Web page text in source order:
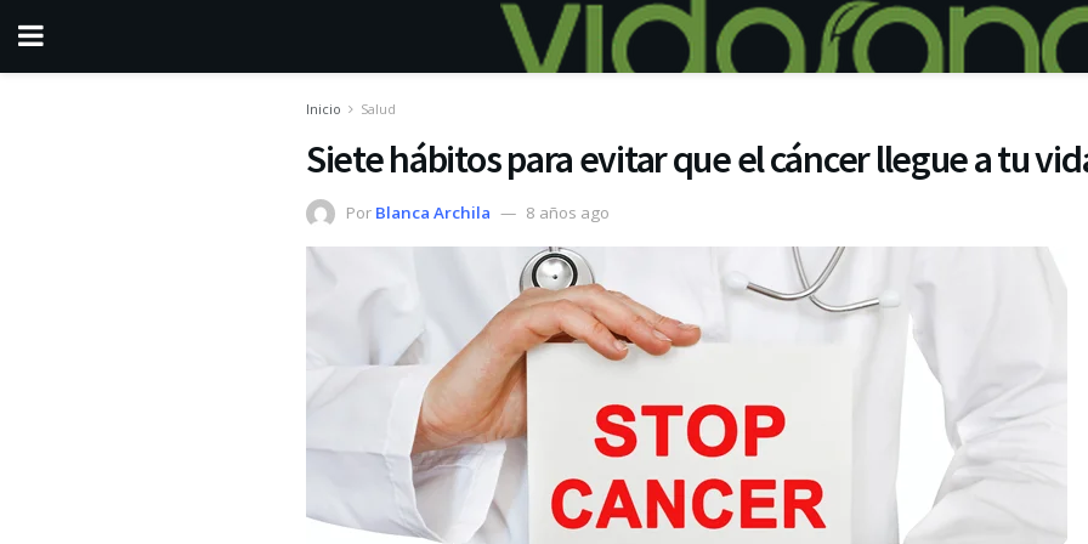
Inicio Salud
Siete hábitos para evitar que el cáncer llegue a tu
Por Blanca Archila 8 años ago